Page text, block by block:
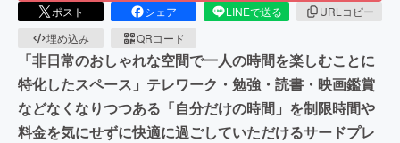
ポスト シェア LINEで送る
URLコピー
埋め込み
QRコード
「非日常のおしゃれな空間で一人の時間を楽しむことに
特化したスペース」テレワーク・勉強・読書・映画鑑賞
などなくなりつつある「自分だけの時間」を制限時間や
料金を気にせずに快適に過ごしていただけるサードプレ